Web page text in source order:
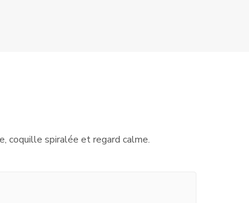
coquille spiralée et regard calme.